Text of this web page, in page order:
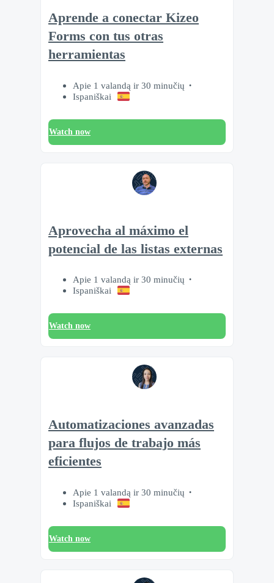
Aprende a conectar Kizeo
Forms con tus otras
herramientas
Apie 1 valandą ir 30 minučių
Ispaniškai
Watch now
Aprovecha al máximo el
potencial de las listas externas
Apie 1 valandą ir 30 minučių
Ispaniškai
Watch now
Automatizaciones avanzadas
para flujos de trabajo más
eficientes
Apie 1 valandą ir 30 minučių
Ispaniškai
Watch now